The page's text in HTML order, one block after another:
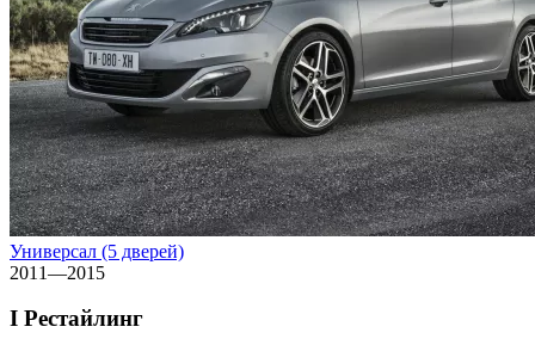
Универсал (5 дверей)
2011—2015
I Рестайлинг